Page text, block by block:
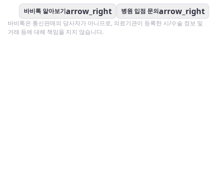
바비톡 알아보기arrow_right 병원 입점 문의arrow_right
바비톡은 통신판매의 당사자가 아니므로, 의료기관이 등록한 시/수술 정보 및
거래 등에 대해 책임을 지지 않습니다.